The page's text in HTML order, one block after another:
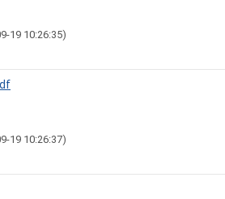
19 10:26:35)
19 10:26:37)